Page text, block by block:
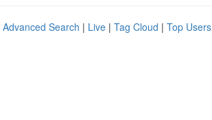
Advanced Search | Live | Tag Cloud | Top Users